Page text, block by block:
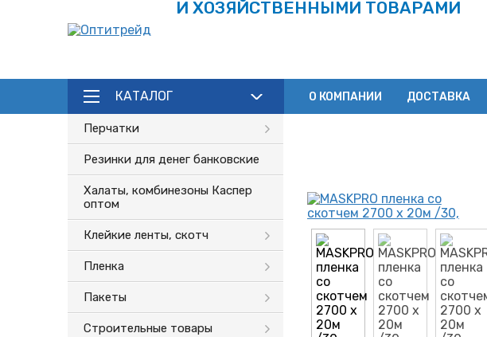
И ХОЗЯЙСТВЕННЫМИ ТОВАРАМИ
КАТАЛОГ О КОМПАНИИ ДОСТАВКА
Перчатки
Резинки для денег банковские
Халаты, комбинезоны Каспер
оптом
Клейкие ленты, скотч
Пленка
Пакеты
Строительные товары